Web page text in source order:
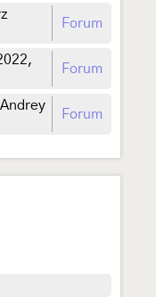
Forum
Forum
Forum